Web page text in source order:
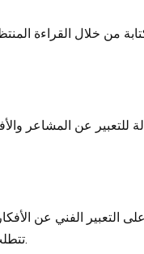
من خلال القراءة
للتعبير عن المشاعر
على التعبير الفني عن
تتطلب الكتابة الإبداعية خيالاً وإبداعًا كبيرين، بينما تتطلب الكتابة التقنية مهارات تحليلية وقدرة على التعامل مع معلومات معقدة بطريقة واضحة.